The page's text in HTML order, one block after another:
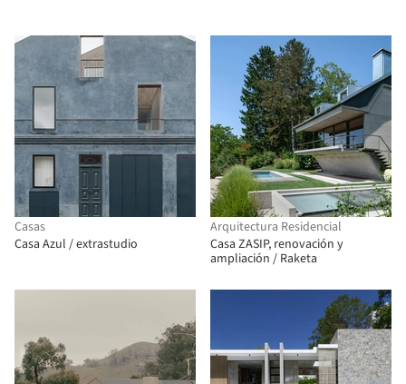
Casas
Casa Azul / extrastudio
Arquitectura Residencial
Casa ZASIP, renovación y
ampliación / Raketa